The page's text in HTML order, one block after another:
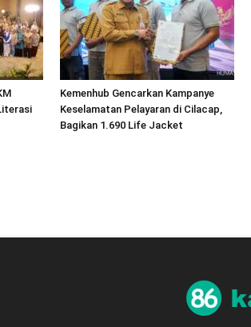
Kemenhub Gencarkan Kampanye
Keselamatan Pelayaran di Cilacap,
Bagikan 1.690 Life Jacket